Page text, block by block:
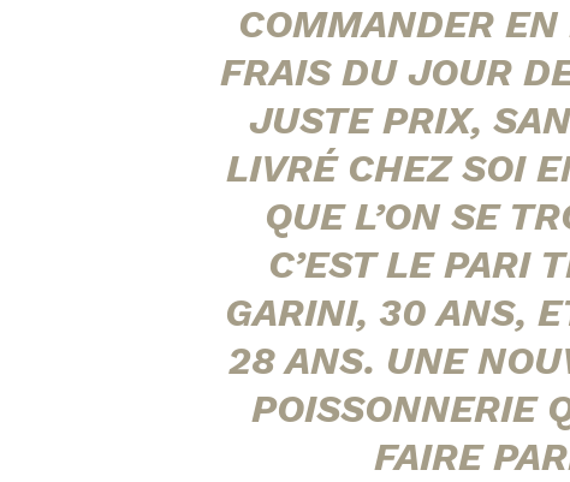
COMMANDER
FRAIS DU JOUR
JUSTE PRIX,
LIVRÉ CHEZ SOI
QUE L’ON SE
C’EST LE PARI
GARINI, 30 ANS,
28 ANS. UNE
POISSONNERIE
FAIRE